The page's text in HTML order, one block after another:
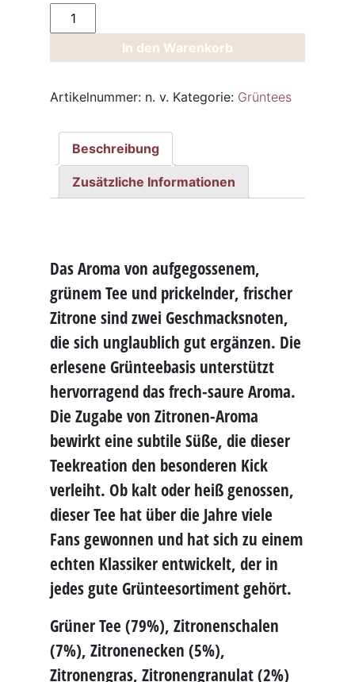
Grüntee
Lemon
In den Warenkorb
Artikelnummer: n. v. Kategorie: Grüntees
Beschreibung
Zusätzliche Informationen
Das Aroma von aufgegossenem,
grünem Tee und prickelnder, frischer
Zitrone sind zwei Geschmacksnoten,
die sich unglaublich gut ergänzen. Die
erlesene Grünteebasis unterstützt
hervorragend das frech-saure Aroma.
Die Zugabe von Zitronen-Aroma
bewirkt eine subtile Süße, die dieser
Teekreation den besonderen Kick
verleiht. Ob kalt oder heiß genossen,
dieser Tee hat über die Jahre viele
Fans gewonnen und hat sich zu einem
echten Klassiker entwickelt, der in
jedes gute Grünteesortiment gehört.
Grüner Tee (79%), Zitronenschalen
(7%), Zitronenecken (5%),
Zitronengras, Zitronengranulat (2%)